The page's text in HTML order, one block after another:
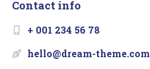
Contact info
+ 001 234 56 78
hello@dream-theme.com